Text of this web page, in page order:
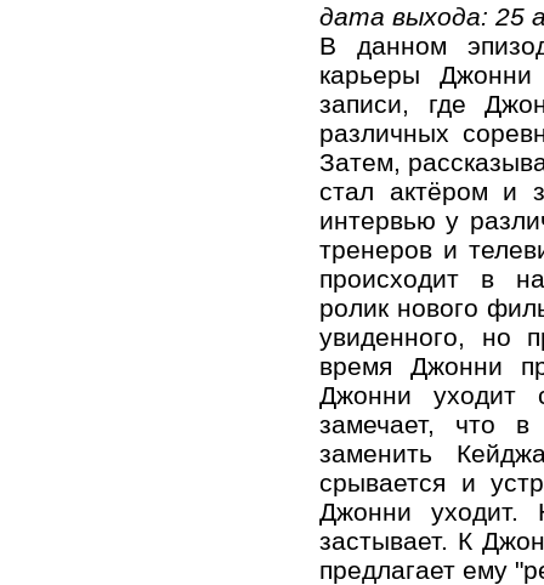
дата выхода: 25
В данном
карьеры
записи, где
различных
Затем,
стал актёром и
интервью у
тренеров и
происходит в
ролик нового
увиденного, но
время Джонни
Джонни уходит
замечает, что в
заменить
срывается и
Джонни уходит.
застывает. К
предлагает ему